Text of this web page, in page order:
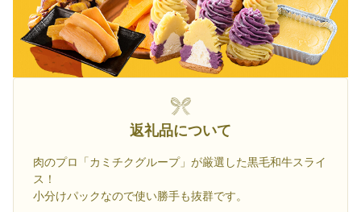
返礼品について
肉のプロ「カミチクグループ」が厳選した黒毛和牛スライ
ス！
小分けパックなので使い勝手も抜群です。